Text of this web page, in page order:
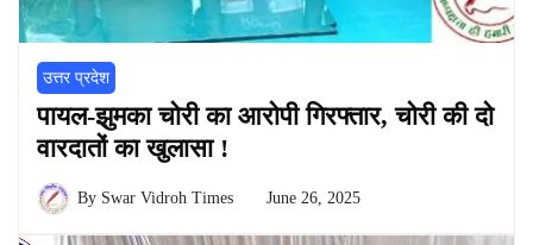
उत्तर प्रदेश
पायल-झुमका चोरी का आरोपी गिरफ्तार, चोरी की दो
वारदातों का खुलासा !
By Swar Vidroh Times June 26, 2025